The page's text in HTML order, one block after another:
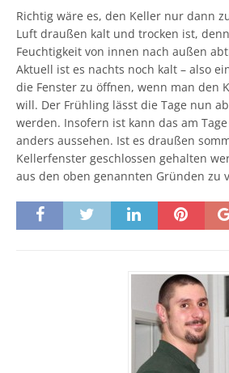
Richtig wäre es, den Keller nur dann
Luft draußen kalt und trocken ist,
Feuchtigkeit von innen nach außen
Aktuell ist es nachts noch kalt – also
die Fenster zu öffnen, wenn man den
will. Der Frühling lässt die Tage nun
werden. Insofern ist kann das am
anders aussehen. Ist es draußen
Kellerfenster geschlossen gehalten
aus den oben genannten Gründen zu